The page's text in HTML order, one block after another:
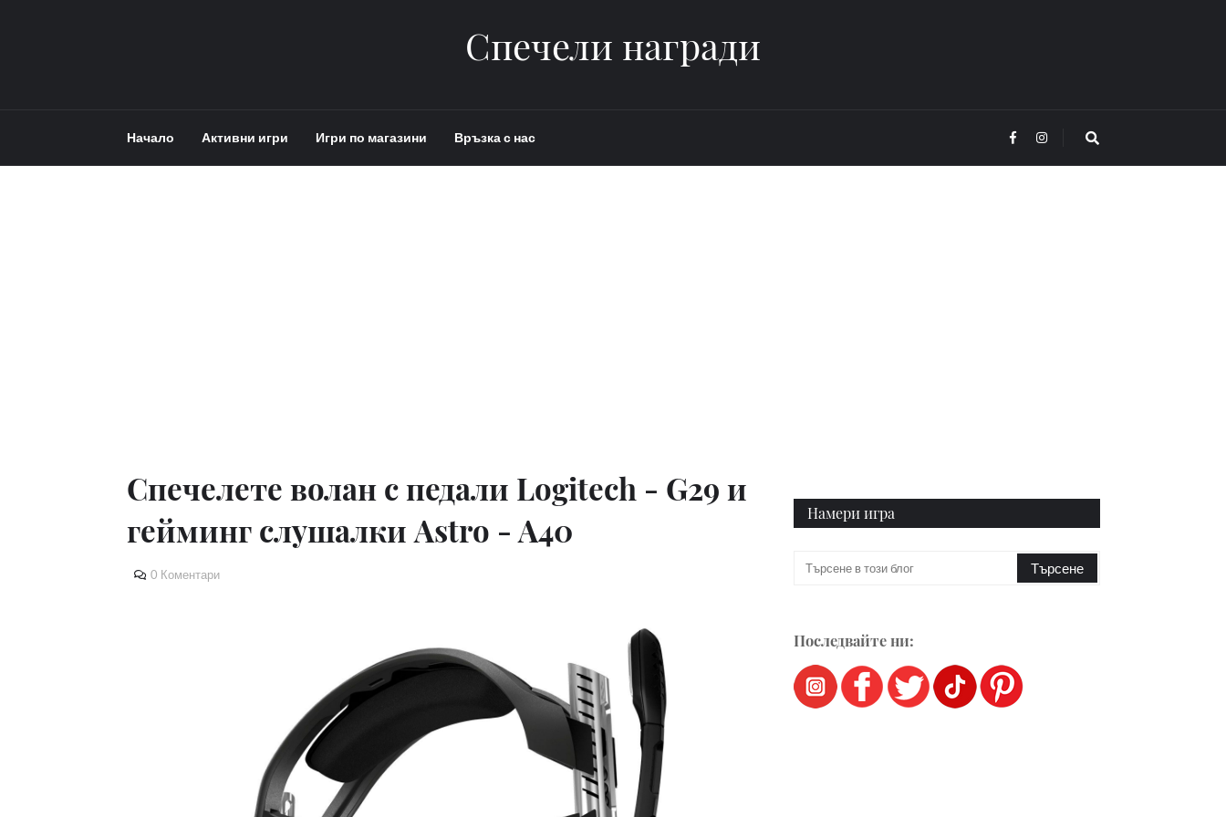
Спечели награди
Начало Активни игри Игри по магазини Връзка с нас
Спечелете волан с педали Logitech - G29 и
гейминг слушалки Astro - A40
0 Коментари
Намери игра
Последвайте ни: